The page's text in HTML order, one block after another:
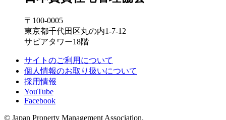
〒100-0005
東京都千代田区丸の内1-7-12
サピアタワー18階
サイトのご利用について
個人情報のお取り扱いについて
採用情報
YouTube
Facebook
© Japan Property Management Association.